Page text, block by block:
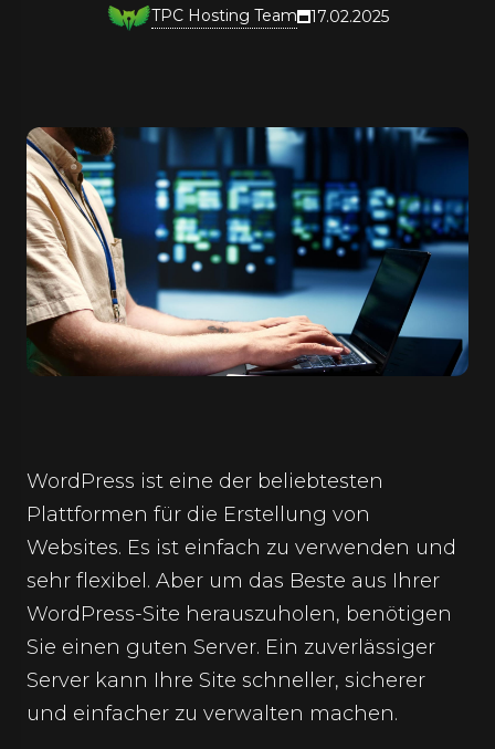
TPC Hosting Team 17.02.2025
WordPress ist eine der beliebtesten
Plattformen für die Erstellung von
Websites. Es ist einfach zu verwenden und
sehr flexibel. Aber um das Beste aus Ihrer
WordPress-Site herauszuholen, benötigen
Sie einen guten Server. Ein zuverlässiger
Server kann Ihre Site schneller, sicherer
und einfacher zu verwalten machen.